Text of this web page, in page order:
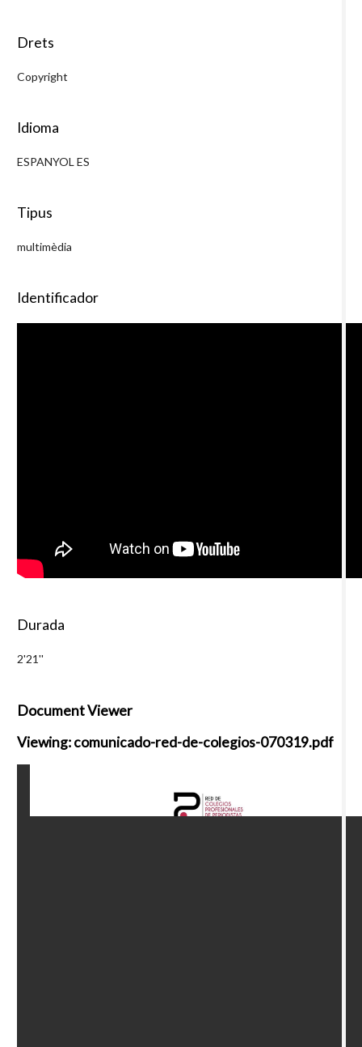
Drets
Copyright
Idioma
ESPANYOL ES
Tipus
multimèdia
Identificador
Durada
2'21''
Document Viewer
Viewing: comunicado-red-de-colegios-070319.pdf